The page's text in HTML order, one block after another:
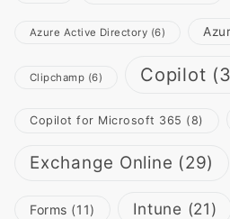
Azure Active Directory (6)
Clipchamp (6) Copilot
Copilot for Microsoft 365 (8)
Exchange Online (29)
Forms (11) Intune (21)